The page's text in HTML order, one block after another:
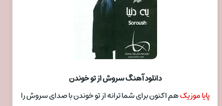
دانلود آهنگ سروش از تو خوندن
پایا موزیکهم اکنون برای شما ترانه از تو خوندن با صدای سروش را